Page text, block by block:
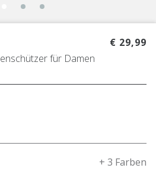
für Damen
€ 29,99
+ 3 Farben